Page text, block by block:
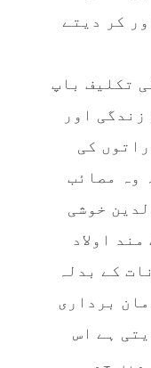
کر دیتے
تکلیف باپ
اور
کی
وہ مصائب
خوشی
اولاد
کے بدلہ
برداری
ہے اس
جو